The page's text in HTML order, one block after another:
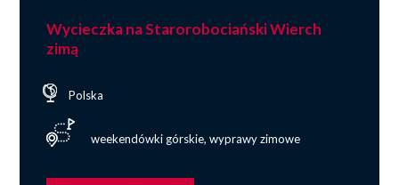
Wycieczka na Starorobociański Wierch
zimą
Polska
weekendówki górskie, wyprawy zimowe